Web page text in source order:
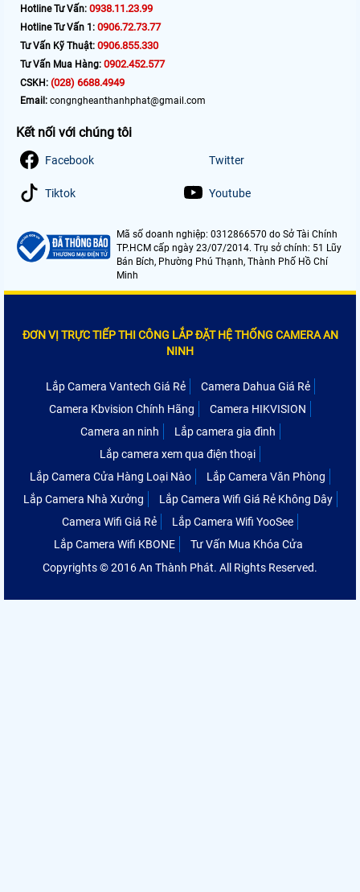
Hotline Tư Vấn: 0938.11.23.99
Hotline Tư Vấn 1: 0906.72.73.77
Tư Vấn Kỹ Thuật: 0906.855.330
Tư Vấn Mua Hàng: 0902.452.577
CSKH: (028) 6688.4949
Email: congngheanthanhphat@gmail.com
Kết nối với chúng tôi
Facebook Twitter
Tiktok Youtube
Mã số doanh nghiệp: 0312866570 do Sở Tài Chính
TP.HCM cấp ngày 23/07/2014. Trụ sở chính: 51 Lũy
Bán Bích, Phường Phú Thạnh, Thành Phố Hồ Chí
Minh
ĐƠN VỊ TRỰC TIẾP THI CÔNG LẮP ĐẶT HỆ THỐNG CAMERA AN
NINH
Lắp Camera Vantech Giá Rẻ
Camera Dahua Giá Rẻ
Camera Kbvision Chính Hãng
Camera HIKVISION
Camera an ninh
Lắp camera gia đình
Lắp camera xem qua điện thoại
Lắp Camera Cửa Hàng Loại Nào
Lắp Camera Văn Phòng
Lắp Camera Nhà Xưởng
Lắp Camera Wifi Giá Rẻ Không Dây
Camera Wifi Giá Rẻ
Lắp Camera Wifi YooSee
Lắp Camera Wifi KBONE
Tư Vấn Mua Khóa Cửa
Copyrights © 2016 An Thành Phát. All Rights Reserved.